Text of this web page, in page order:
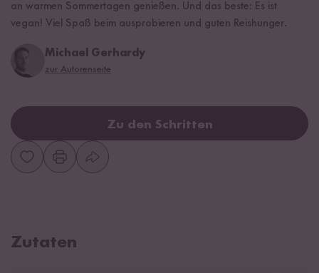
an warmen Sommertagen genießen. Und das beste: Es ist
vegan! Viel Spaß beim ausprobieren und guten Reishunger.
Michael Gerhardy
zur Autorenseite
Zu den Schritten
Zutaten